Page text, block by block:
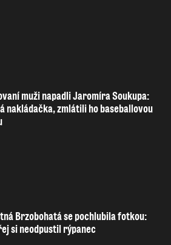
muži napadli Jaromíra Soukupa:
nakládačka, zmlátili ho baseballovou
Brzobohatá se pochlubila fotkou:
si neodpustil rýpanec